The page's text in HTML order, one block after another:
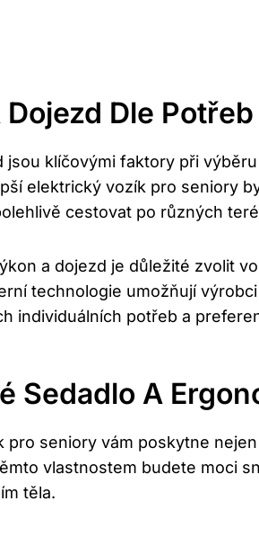
Dle
jsou klíčovými faktory při
elektrický vozík pro seniory
cestovat po různých
a dojezd je důležité zvolit
technologie umožňují
individuálních potřeb a
Sedadlo A
pro seniory vám poskytne
vlastnostem budete moci
těla.